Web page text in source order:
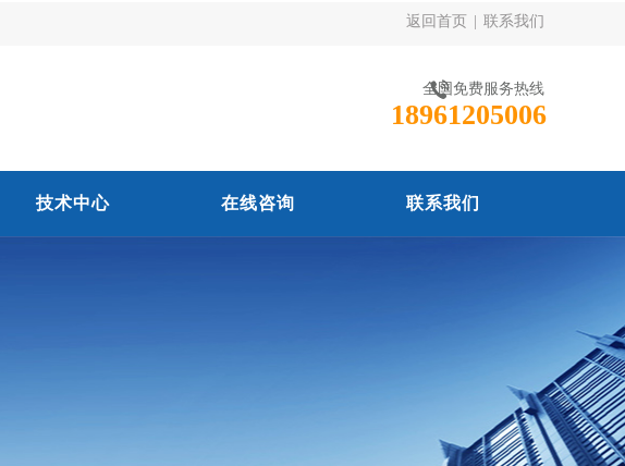
返回首页 联系我们
全国免费服务热线
18961205006
技术中心 在线咨询 联系我们